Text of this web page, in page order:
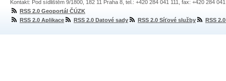
Kontakt: Pod sídlištěm 9/1800, 182 11 Praha 8, tel.: +420 284 041 111, fax: +420 284
RSS 2.0 Geoportál ČÚZK
RSS 2.0 Aplikace
RSS 2.0 Datové sady RSS 2.0 Síťové služby RSS